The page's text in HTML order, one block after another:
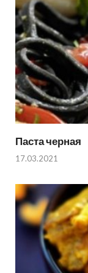
Паста черная
17.03.2021